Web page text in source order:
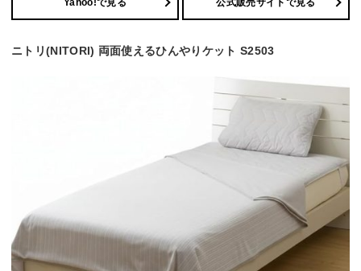
ニトリ(NITORI) 両面使えるひんやりケット S2503